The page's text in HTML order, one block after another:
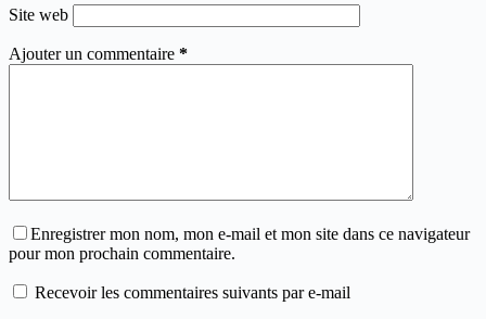
Site web
Ajouter un commentaire *
Enregistrer mon nom, mon e-mail et mon site dans ce navigateur
pour mon prochain commentaire.
Recevoir les commentaires suivants par e-mail